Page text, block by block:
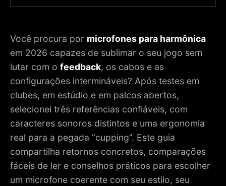
2. ESCOLHER O MICROFONE: CARÁTER, ERGONOMIA E
COMPATIBILIDADE
3. AVALIAÇÕES SONORAS: O QUE DÃO ESTES TRÊS
MICROFONES NA PRÁTICA
4. CONFIGURAÇÕES TIPO: DO BAR AO ESTÚDIO
5. ACESSÓRIOS ÚTEIS PARA UM SOM CONTROLADO
6. TÉCNICA DE TOCAR: TIRAR PROVEITO DO “CUPPING”
7. LIMITAR O FEEDBACK SEM SACRIFICAR O CARÁTER
8. MANUTENÇÃO E CONFIABILIDADE A LONGO PRAZO
Você procura por microfones para harmônica
em 2026 capazes de sublimar o seu jogo sem
lutar com o feedback, os cabos e as
configurações intermináveis? Após testes em
clubes, em estúdio e em palcos abertos,
selecionei três referências confiáveis, com
caracteres sonoros distintos e uma ergonomia
real para a pegada “cupping”. Este guia
compartilha retornos concretos, comparações
fáceis de ler e conselhos práticos para escolher
um microfone coerente com seu estilo, seu